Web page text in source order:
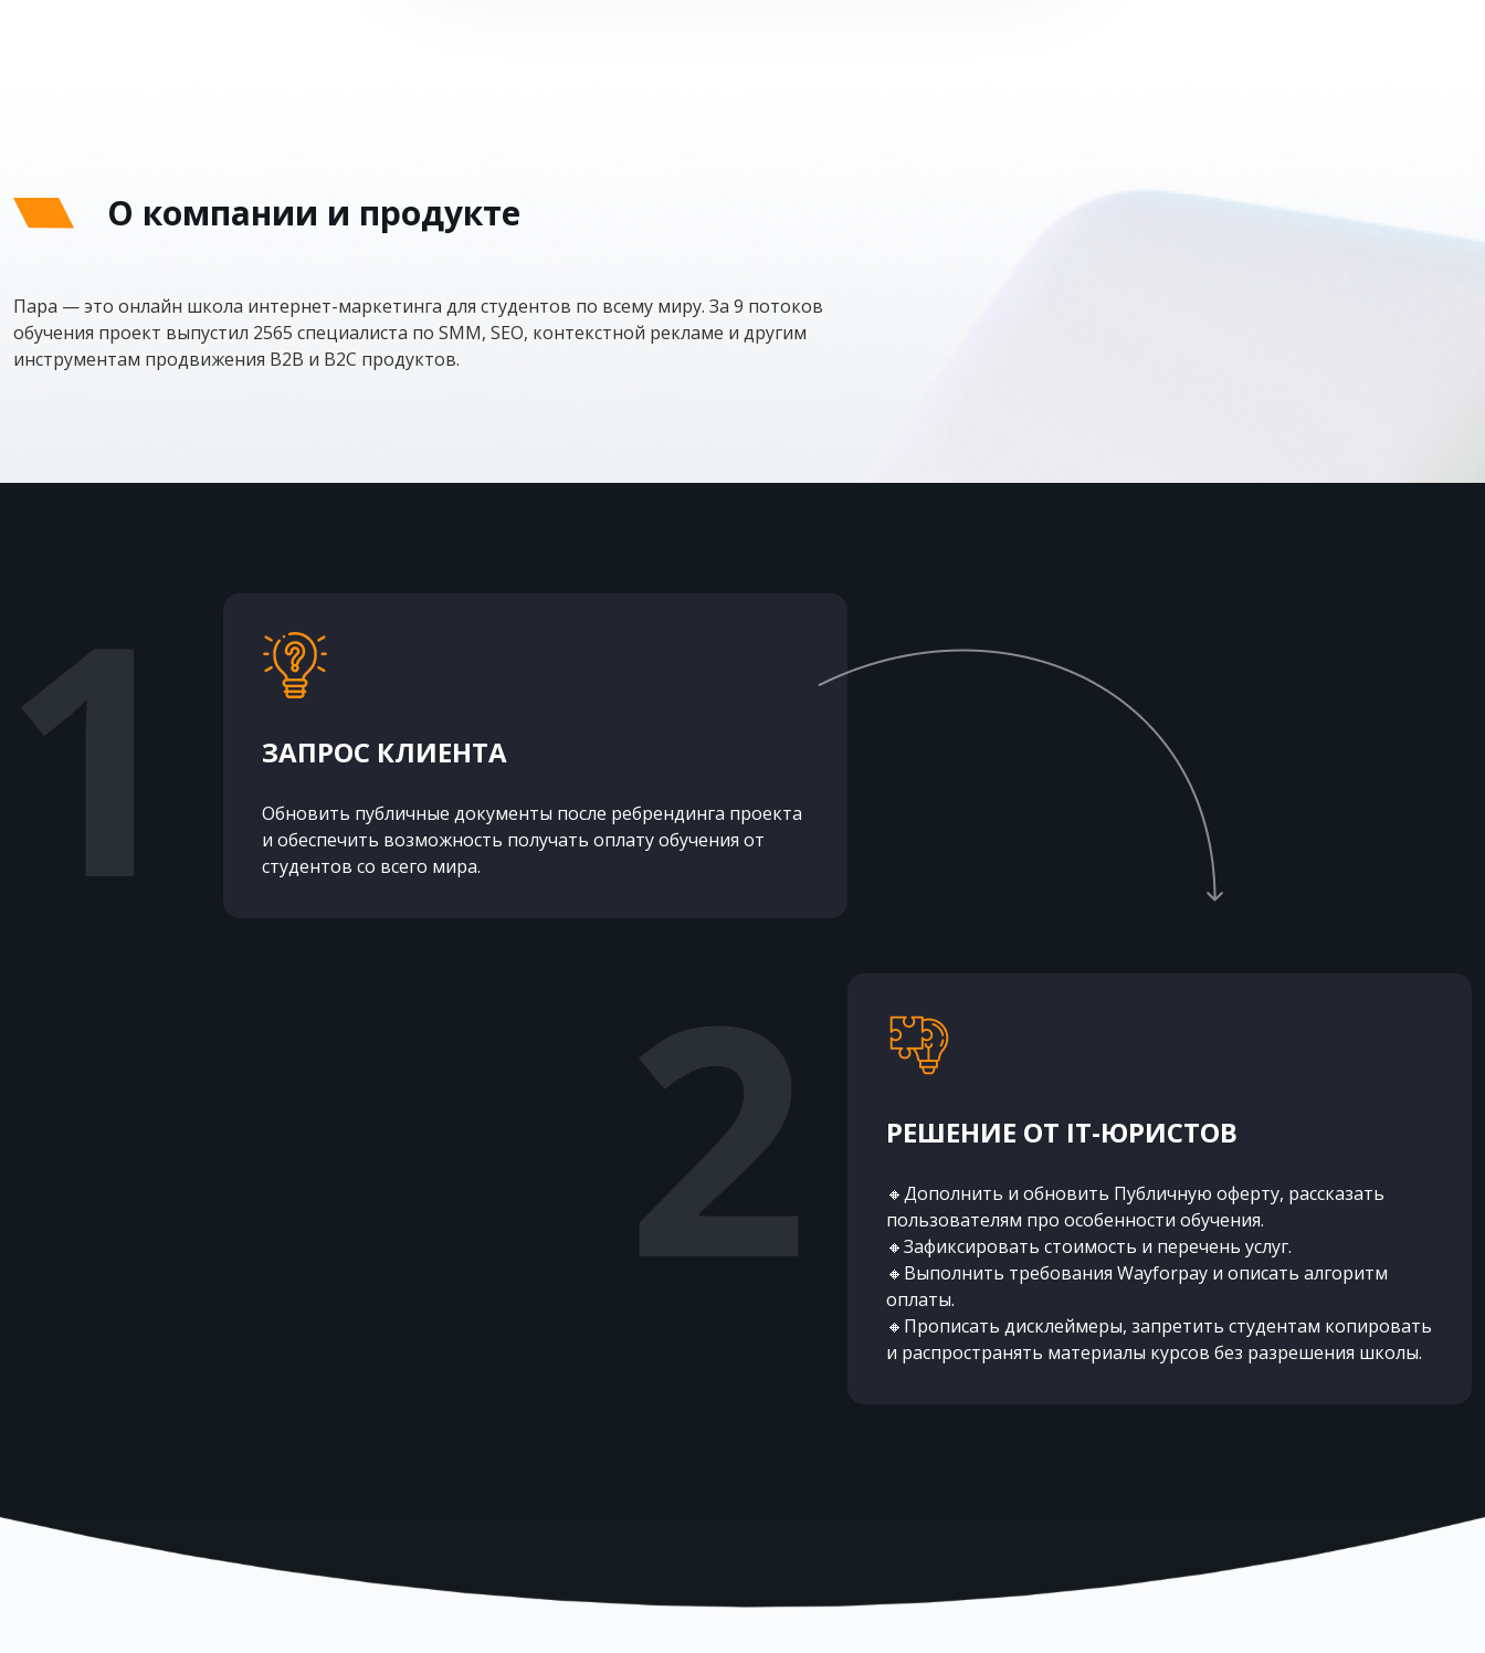
О компании и продукте
Пара — это онлайн школа интернет-маркетинга для студентов по всему миру. За 9 потоков
обучения проект выпустил 2565 специалиста по SMM, SEO, контекстной рекламе и другим
инструментам продвижения B2B и B2C продуктов.
ЗАПРОС КЛИЕНТА
Обновить публичные документы после ребрендинга проекта
и обеспечить возможность получать оплату обучения от
студентов со всего мира.
РЕШЕНИЕ ОТ IT-ЮРИСТОВ
🔸Дополнить и обновить Публичную оферту, рассказать
пользователям про особенности обучения.
🔸Зафиксировать стоимость и перечень услуг.
🔸Выполнить требования Wayforpay и описать алгоритм
оплаты.
🔸Прописать дисклеймеры, запретить студентам копировать
и распространять материалы курсов без разрешения школы.